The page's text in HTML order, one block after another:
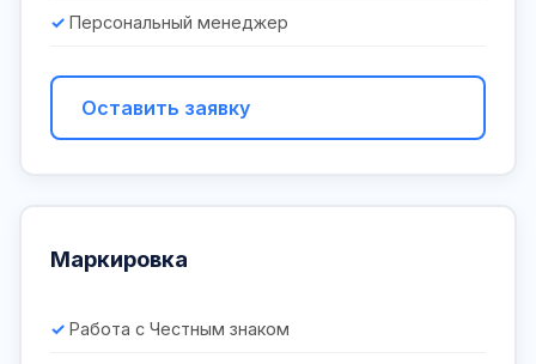
Персональный менеджер
Оставить заявку
Маркировка
Работа с Честным знаком